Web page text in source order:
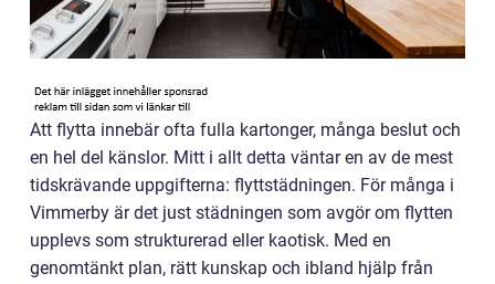
Att flytta innebär ofta fulla kartonger, många beslut och
en hel del känslor. Mitt i allt detta väntar en av de mest
tidskrävande uppgifterna: flyttstädningen. För många i
Vimmerby är det just städningen som avgör om flytten
upplevs som strukturerad eller kaotisk. Med en
genomtänkt plan, rätt kunskap och ibland hjälp från